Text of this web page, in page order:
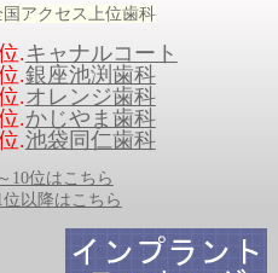
国アクセス上位歯科
.キャナルコート
.銀座池渕歯科
.オレンジ歯科
.かじやま歯科
.池袋同仁歯科
10位はこちら
位以降はこちら